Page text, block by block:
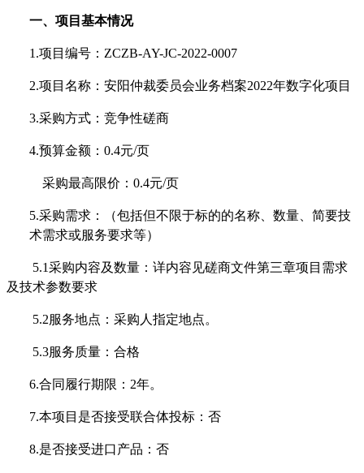
一、项目基本情况
1.项目编号：ZCZB-AY-JC-2022-0007
2.项目名称： 安阳仲裁委员会业务档案2022年数字化项目
3.采购方式： 竞争性磋商
4.预算金额： 0.4元/页
采购最高限价： 0.4元/页
5.采购需求：（包括但不限于标的的名称、数量、简要技
术需求或服务要求等）
5.1采购内容及数量： 详内容见磋商文件第三章项目需求
及技术参数要求
5.2服务地点： 采购人指定地点。
5.3服务质量：合格
6.合同履行期限： 2年。
7.本项目是否接受联合体投标：否
8.是否接受进口产品：否